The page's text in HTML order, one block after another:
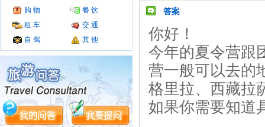
购 物
餐 饮
租 车
交 通
自 驾
其 他
答案
你好！
今年的夏令营跟
营一般可以去的
格里拉、西藏拉
如果你需要知道